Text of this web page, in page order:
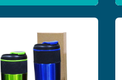
flask vacuum